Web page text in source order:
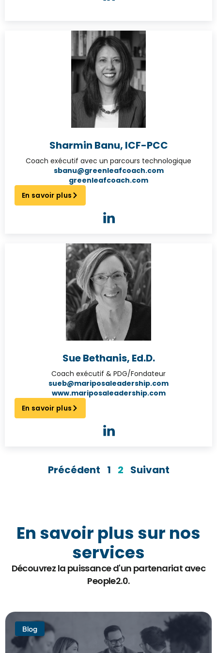
Sharmin Banu, ICF-PCC
Coach exécutif avec un parcours technologique
sbanu@greenleafcoach.com
greenleafcoach.com
En savoir plus
Sue Bethanis, Ed.D.
Coach exécutif & PDG/Fondateur
sueb@mariposaleadership.com
www.mariposaleadership.com
En savoir plus
Précédent 1 2 Suivant
En savoir plus sur nos
services
Découvrez la puissance d'un partenariat avec
People2.0.
Blog